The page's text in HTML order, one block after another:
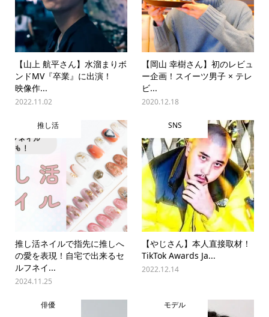
【山上 航平さん】水溜まりボ
ンドMV『卒業』に出演！
映像作...
2022.11.02
【岡山 幸樹さん】初のレビュ
ー企画！スイーツ男子 × テレ
ビ...
2020.12.18
推し活
推し活ネイルで指先に推しへ
の愛を表現！自宅で出来るセ
ルフネイ...
2024.11.25
SNS
【やじさん】本人直接取材！
TikTok Awards Ja...
2022.12.14
俳優 モデル